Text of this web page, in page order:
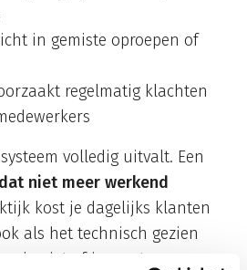
in gemiste oproepen of
regelmatig klachten
volledig uitvalt. Een
niet meer werkend
kost je dagelijks klanten
als het technisch gezien
is niet of je moet